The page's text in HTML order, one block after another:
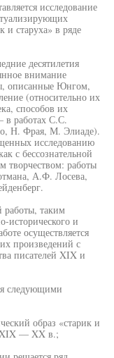
исследование
и старуха» в ряде
десятилетия
внимание
описанные Юнгом,
(относительно их
способов их
в работах С.С.
Н. Фрая, М. Элиаде).
исследованию
с бессознательной
творчеством: работы
А.Ф. Лосева,
работы, таким
исторического и
осуществляется
произведений с
писателей XIX и
следующими
образ «старик и
XIX — XX в.;